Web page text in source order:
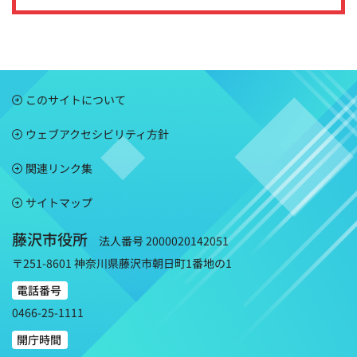
このサイトについて
ウェブアクセシビリティ方針
関連リンク集
サイトマップ
藤沢市役所
法人番号 2000020142051
〒251-8601 神奈川県藤沢市朝日町1番地の1
電話番号
0466-25-1111
開庁時間